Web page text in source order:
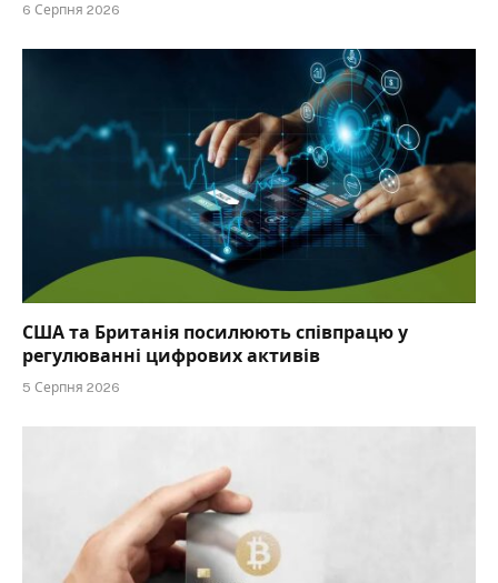
6 Серпня 2026
США та Британія посилюють співпрацю у
регулюванні цифрових активів
5 Серпня 2026